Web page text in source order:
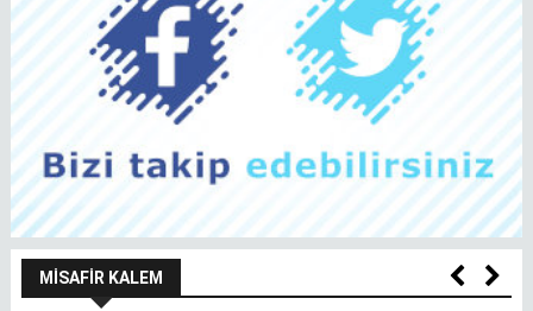
MISAFIR KALEM